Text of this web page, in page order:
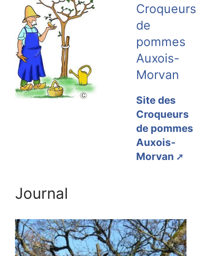
Croqueurs
de
pommes
Auxois-
Morvan
Site des
Croqueurs
de pommes
Auxois-
Morvan
Journal